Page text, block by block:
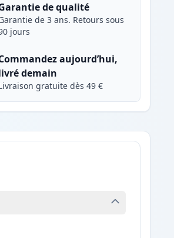
de qualité
de 3 ans. Retours sous
jours
aujourd’hui,
demain
gratuite dès 49 €